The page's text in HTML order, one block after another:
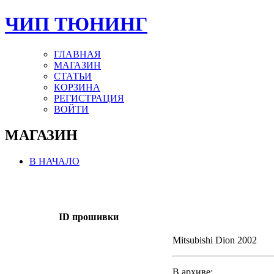
ЧИП ТЮНИНГ
ГЛАВНАЯ
МАГАЗИН
СТАТЬИ
КОРЗИНА
РЕГИСТРАЦИЯ
ВОЙТИ
МАГАЗИН
В НАЧАЛО
ID прошивки
Mitsubishi Dion 2002
В архиве: